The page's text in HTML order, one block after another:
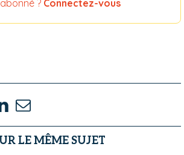
? Connectez-vous
LE MÊME SUJET